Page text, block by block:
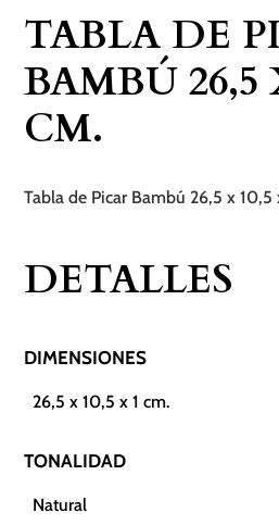
10,5
x
cantidad
TABLA DE
BAMBÚ 26,5
CM.
Tabla de Picar Bambú 26,5 x 10,5
DETALLES
DIMENSIONES
26,5 x 10,5 x 1 cm.
TONALIDAD
Natural